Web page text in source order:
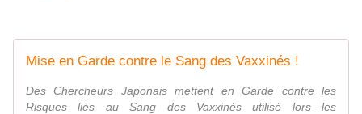
Mise en Garde contre le Sang des Vaxxinés !
Des Chercheurs Japonais mettent en Garde contre les
Risques liés au Sang des Vaxxinés utilisé lors les